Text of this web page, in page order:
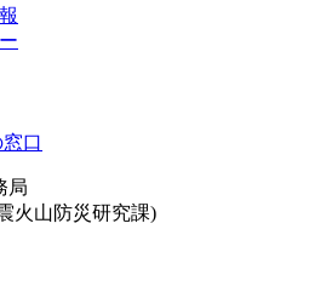
口
局
火山防災研究課)